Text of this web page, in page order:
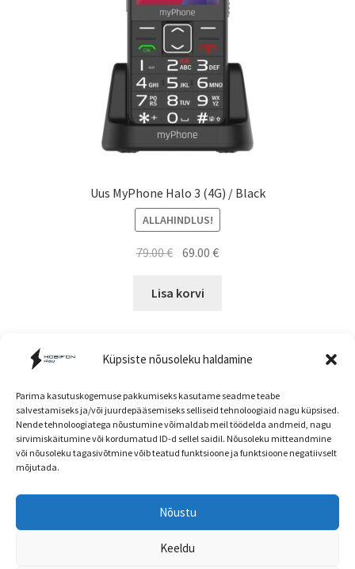
Küpsiste nõusoleku haldamine
Parima kasutuskogemuse pakkumiseks kasutame seadme teabe
salvestamiseks ja/või juurdepääsemiseks selliseid tehnoloogiaid nagu küpsised.
Nende tehnoloogiatega nõustumine võimaldab meil töödelda andmeid, nagu
sirvimiskäitumine või kordumatud ID-d sellel saidil. Nõusoleku mitteandmine
või nõusoleku tagasivõtmine võib teatud funktsioone ja funktsioone negatiivselt
mõjutada.
Nõustu
Keeldu
kaubavalik võivad olla erinevad!
Uus MyPhone Halo 3 (4G) / Black
ALLAHINDLUS!
79.00€ Algne
oli:
69.00€Current
Lisa korvi
Müügitingimused
© mobifon.ee 2026
Built with WooCommerce